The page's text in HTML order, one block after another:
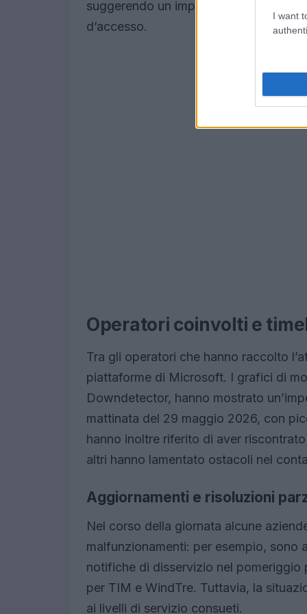
I want
suggerendo un impatto esteso che
d’accesso.
Operatori coinvolti e
Tra gli operatori che hanno raccolto
piattaforme di Microsoft. I grafici di
Downdetector, hanno mostrato
mattinata del 29 maggio 2026, con
hanno inoltre riferito di aver
altri hanno lamentato ostacoli nel
Aggiornamenti e risoluzioni
Nel corso della giornata alcune
malfunzionamenti: per esempio, sono
notifiche di disservizio nel
per TIM e WindTre. Tuttavia, la
ai livelli di servizio consueti.